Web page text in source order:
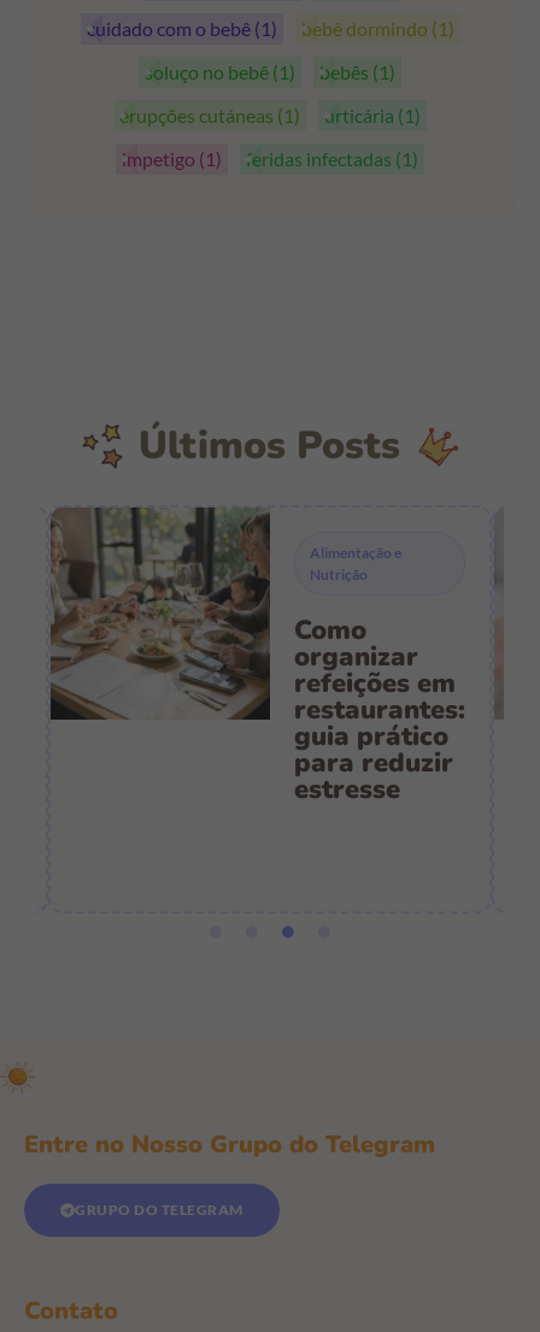
cuidado com o bebê (1) bebê dormindo (1)
soluço no bebê (1) bebês (1)
erupções cutáneas (1) urticária (1)
impetigo (1) feridas infectadas (1)
Últimos Posts
Alimentação e
Nutrição
Como
organizar
refeições em
restaurantes:
guia prático
para reduzir
estresse
Entre no Nosso Grupo do Telegram
GRUPO DO TELEGRAM
Contato